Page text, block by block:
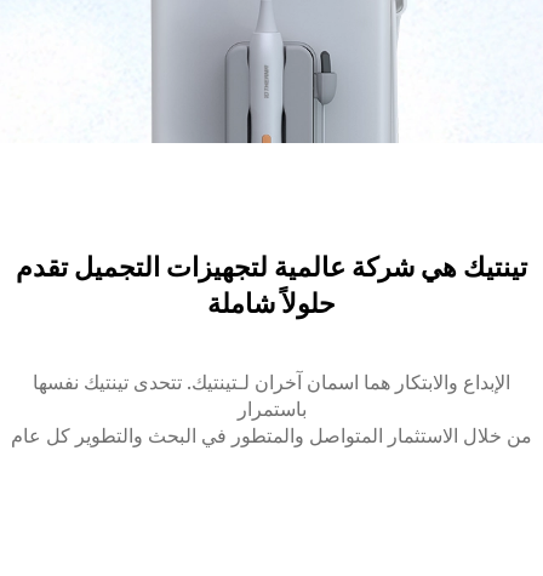
تينتيك هي شركة عالمية لتجهيزات التجميل تقدم
حلولاً شاملة
الإبداع والابتكار هما اسمان آخران لـتينتيك. تتحدى تينتيك نفسها
باستمرار
من خلال الاستثمار المتواصل والمتطور في البحث والتطوير كل عام